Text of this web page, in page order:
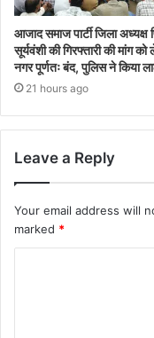
आजाद समाज पार्टी जिला अध्यक्ष
सूर्यवंशी की गिरफ्तारी की मांग
नगर पूर्णतः बंद, पुलिस ने किया
21 hours ago
Leave a Reply
Your email address will
marked *